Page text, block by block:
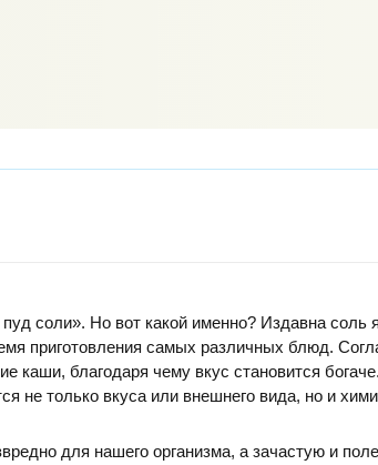
соли». Но вот какой именно? Издавна соль
приготовления самых различных блюд.
каши, благодаря чему вкус становится
не только вкуса или внешнего вида, но и
для нашего организма, а зачастую и